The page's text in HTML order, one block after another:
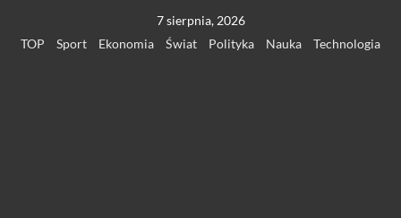
7 sierpnia, 2026
TOP
Sport Ekonomia Świat Polityka Nauka Technologia